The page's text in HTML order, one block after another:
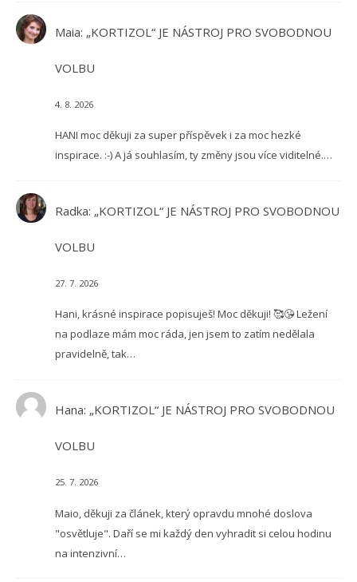
Maia: „KORTIZOL“ JE NÁSTROJ PRO SVOBODNOU
VOLBU
4. 8. 2026
HANI moc děkuji za super příspěvek i za moc hezké
inspirace. :-) A já souhlasím, ty změny jsou více viditelné.…
Radka: „KORTIZOL“ JE NÁSTROJ PRO SVOBODNOU
VOLBU
27. 7. 2026
Hani, krásné inspirace popisuješ! Moc děkuji! 🥰😘 Ležení
na podlaze mám moc ráda, jen jsem to zatím nedělala
pravidelně, tak…
Hana: „KORTIZOL“ JE NÁSTROJ PRO SVOBODNOU
VOLBU
25. 7. 2026
Maio, děkuji za článek, který opravdu mnohé doslova
"osvětluje". Daří se mi každý den vyhradit si celou hodinu
na intenzivní…